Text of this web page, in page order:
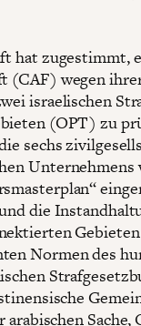
hat zugestimmt,
(CAF) wegen
israelischen
(OPT) zu
sechs
die
Normen des
Sache,